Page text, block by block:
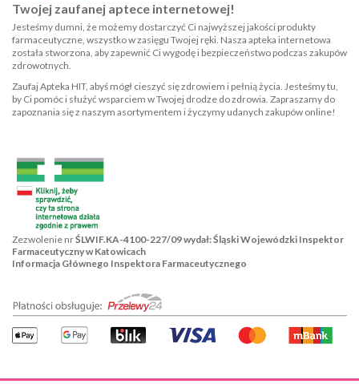
Twojej zaufanej aptece internetowej!
Jesteśmy dumni, że możemy dostarczyć Ci najwyższej jakości produkty
farmaceutyczne, wszystko w zasięgu Twojej ręki. Nasza apteka internetowa
została stworzona, aby zapewnić Ci wygodę i bezpieczeństwo podczas zakupów
zdrowotnych.
Zaufaj Apteka HIT, abyś mógł cieszyć się zdrowiem i pełnią życia. Jesteśmy tu,
by Ci pomóc i służyć wsparciem w Twojej drodze do zdrowia. Zapraszamy do
zapoznania się z naszym asortymentem i życzymy udanych zakupów online!
Zezwolenie nrŚLWIF.KA-4100-227/09 wydał: Śląski Wojewódzki Inspektor
Farmaceutyczny w Katowicach
Informacja Głównego Inspektora Farmaceutycznego